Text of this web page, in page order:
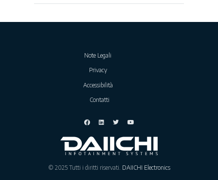
Note Legali
Privacy
Accessibilità
Contatti
© 2025 Tutti i diritti riservati. DAIICHI Electronics